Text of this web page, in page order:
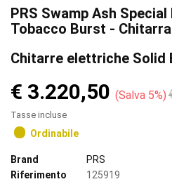
PRS Swamp Ash
Tobacco Burst -
Chitarre elettriche Solid
€ 3.220,50 Salva 5%
Tasse incluse
Ordinabile
Brand
PRS
Riferimento
125919